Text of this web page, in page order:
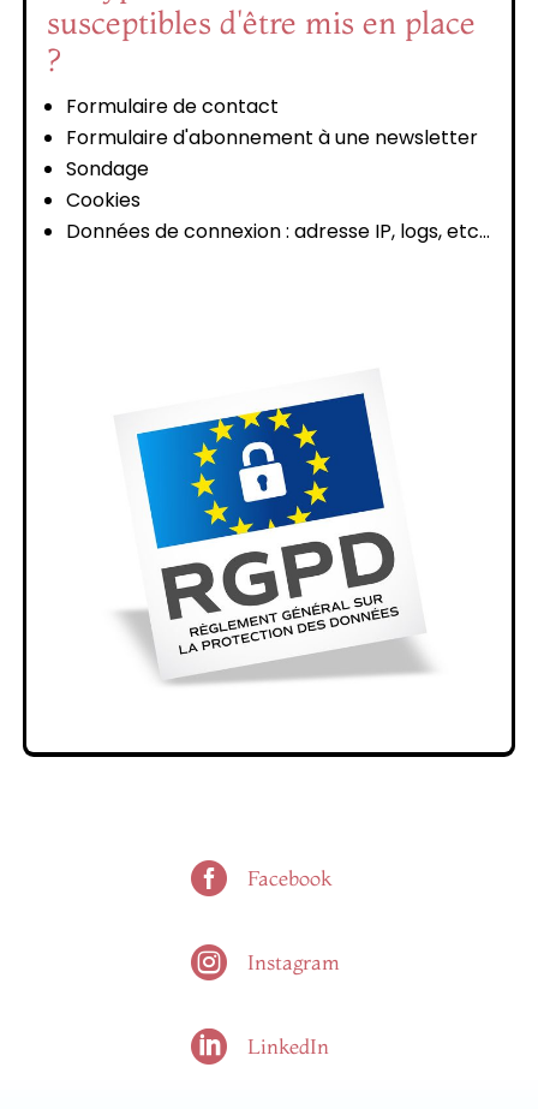
susceptibles d'être mis en place
?
Formulaire de contact
Formulaire d'abonnement à une newsletter
Sondage
Cookies
Données de connexion : adresse IP, logs, etc...
 Facebook
 Instagram
 LinkedIn